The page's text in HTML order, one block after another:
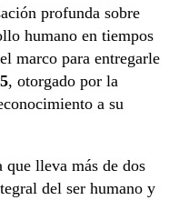
profunda sobre
humano en tiempos
marco para entregarle
, otorgado por la
a su
lleva más de dos
del ser humano y